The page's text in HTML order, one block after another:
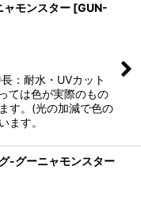
ャモンスター [GUN-
：耐水・UVカット
ては色が実際のもの
す。(光の加減で色の
ます。
-グーニャモンスター